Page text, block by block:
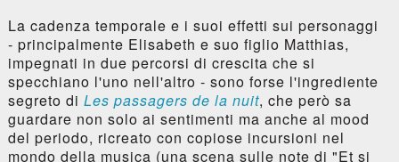
La cadenza temporale e i suoi effetti sui personaggi
- principalmente Elisabeth e suo figlio Matthias,
impegnati in due percorsi di crescita che si
specchiano l'uno nell'altro - sono forse l'ingrediente
segreto di Les passagers de la nuit, che però sa
guardare non solo ai sentimenti ma anche al mood
del periodo, ricreato con copiose incursioni nel
mondo della musica (una scena sulle note di "Et si